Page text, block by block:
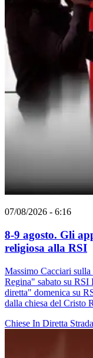
07/08/2026 - 6:16
8-9 agosto. Gli
religiosa alla RSI
Massimo Cacciari sulla
Regina" sabato su RSI
diretta" domenica su
dalla chiesa del Cristo
Chiese In Diretta